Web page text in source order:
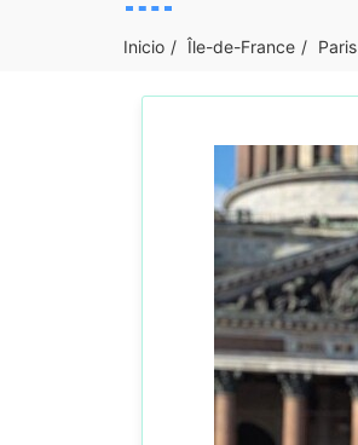
Inicio Île-de-France Paris